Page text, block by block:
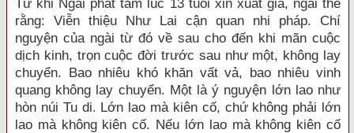
Từ khi Ngài phát tâm lúc 13 tuổi xin xuất gia, ngài thề
rằng: Viễn thiệu Như Lai cận quan nhi pháp. Chí
nguyện của ngài từ đó về sau cho đến khi mãn cuộc
dịch kinh, trọn cuộc đời trước sau như một, không lay
chuyển. Bao nhiêu khó khăn vất vả, bao nhiêu vinh
quang không lay chuyển. Một là ý nguyện lớn lao như
hòn núi Tu di. Lớn lao mà kiên cố, chứ không phải lớn
lao mà không kiên cố. Nếu lớn lao mà không kiên cố